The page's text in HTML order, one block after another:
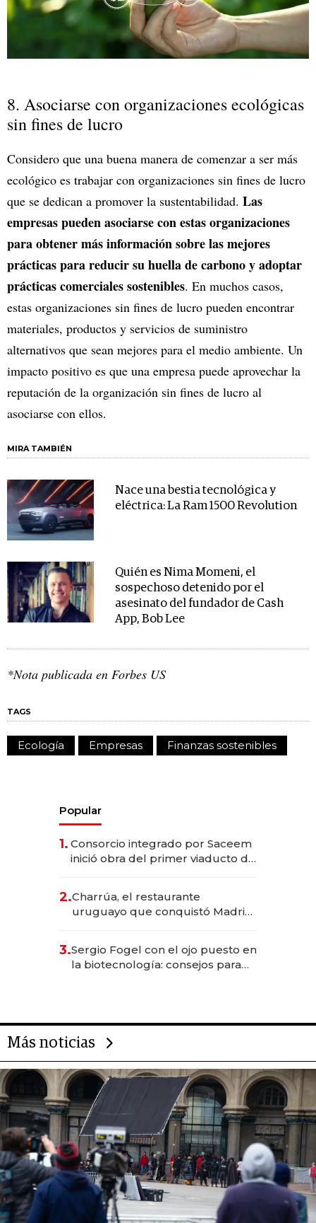
8. Asociarse con organizaciones ecológicas
sin fines de lucro
Considero que una buena manera de comenzar a ser más
ecológico es trabajar con organizaciones sin fines de lucro
que se dedican a promover la sustentabilidad. Las
empresas pueden asociarse con estas organizaciones
para obtener más información sobre las mejores
prácticas para reducir su huella de carbono y adoptar
prácticas comerciales sostenibles. En muchos casos,
estas organizaciones sin fines de lucro pueden encontrar
materiales, productos y servicios de suministro
alternativos que sean mejores para el medio ambiente. Un
impacto positivo es que una empresa puede aprovechar la
reputación de la organización sin fines de lucro al
asociarse con ellos.
MIRA TAMBIÉN
Nace una bestia tecnológica y
eléctrica: La Ram 1500 Revolution
Quién es Nima Momeni, el
sospechoso detenido por el
asesinato del fundador de Cash
App, Bob Lee
*Nota publicada en Forbes US
TAGS
Ecología Empresas Finanzas sostenibles
Popular
1. Consorcio integrado por Saceem
inició obra del primer viaducto de
millones
2.Charrúa, el restaurante
uruguayo que conquistó Madrid:
anticipación y prepara apertura
3.Sergio Fogel con el ojo puesto en
la biotecnología: consejos para
Más noticias